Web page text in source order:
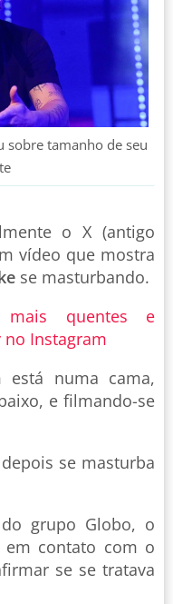
sobre tamanho de seu
o X (antigo
vídeo que mostra
se masturbando.
quentes e
no Instagram
está numa cama,
e filmando-se
se masturba
grupo Globo, o
em contato com o
se se tratava